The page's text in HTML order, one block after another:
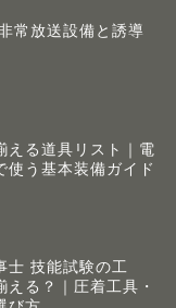
常放送設備と誘導
える道具リスト｜電
使う基本装備ガイド
士 技能試験の工
える？｜圧着工具・